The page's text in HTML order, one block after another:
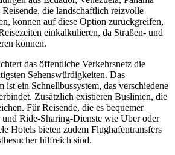
Reisende, die landschaftlich reizvolle
können auf diese Option zurückgreifen,
einkalkulieren, da Straßen- und
können.
das öffentliche Verkehrsnetz die
Sehenswürdigkeiten. Das
ist ein Schnellbussystem, das verschiedene
Zusätzlich existieren Buslinien, die
Für Reisende, die es bequemer
und Ride-Sharing-Dienste wie Uber oder
Hotels bieten zudem Flughafentransfers
hilfreich sind.